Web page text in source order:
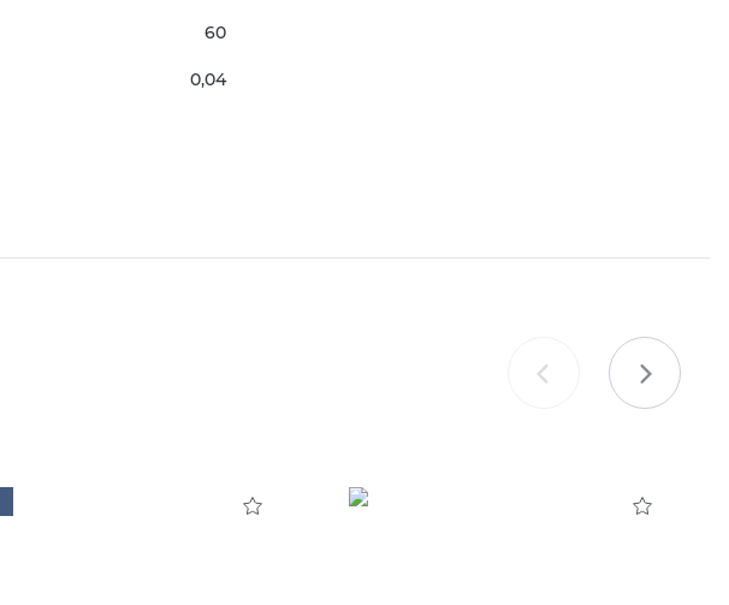
60
0,04